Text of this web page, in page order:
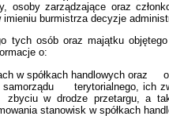
osoby zarządzające oraz
burmistrza decyzje
tych osób oraz majątku objętego
o:
w spółkach handlowych oraz
samorządu terytorialnego, ich
w drodze przetargu, a
stanowisk w spółkach